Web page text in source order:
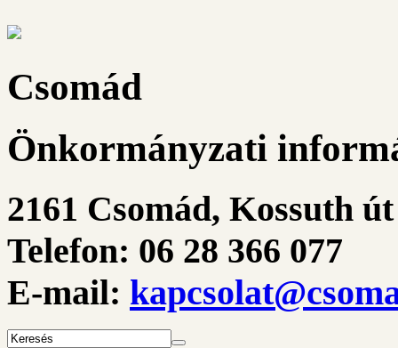
Csomád
Önkormányzati
2161 Csomád, Kossuth
Telefon: 06 28 366 077
E-mail: